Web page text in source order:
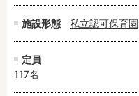
施設形態 私立認可保育園
定員
117名